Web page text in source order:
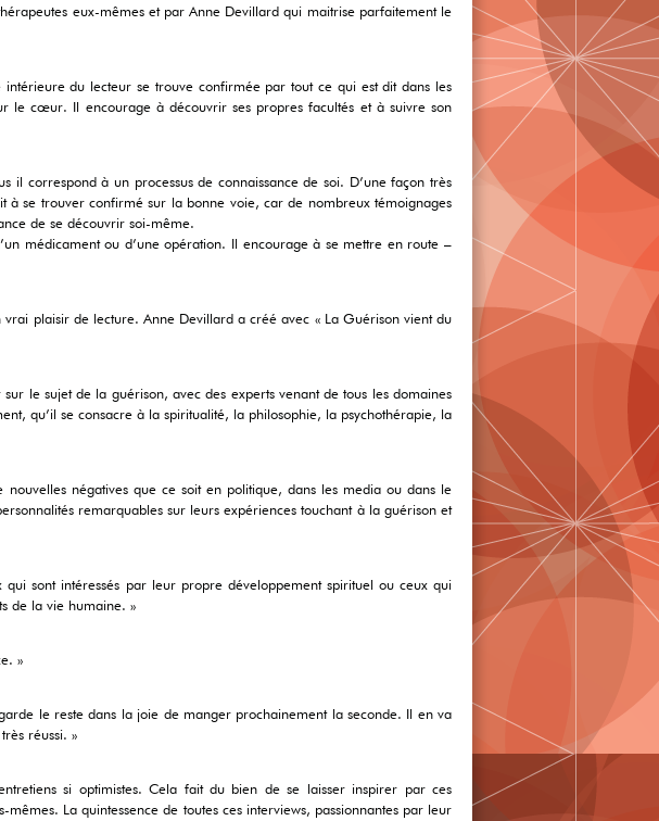
eux-mêmes et par Anne Devillard qui maitrise parfaitement le
du lecteur se trouve confirmée par tout ce qui est dit dans les
le cœur. Il encourage à découvrir ses propres facultés et à suivre son
il correspond à un processus de connaissance de soi. D’une façon très
à se trouver confirmé sur la bonne voie, car de nombreux témoignages
de se découvrir soi-même.
médicament ou d’une opération. Il encourage à se mettre en route –
plaisir de lecture. Anne Devillard a créé avec « La Guérison vient du
le sujet de la guérison, avec des experts venant de tous les domaines
qu’il se consacre à la spiritualité, la philosophie, la psychothérapie, la
négatives que ce soit en politique, dans les media ou dans le
remarquables sur leurs expériences touchant à la guérison et
sont intéressés par leur propre développement spirituel ou ceux qui
de la vie humaine. »
»
le reste dans la joie de manger prochainement la seconde. Il en va
réussi. »
si optimistes. Cela fait du bien de se laisser inspirer par ces
La quintessence de toutes ces interviews, passionnantes par leur